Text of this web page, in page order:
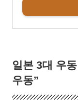
일본 3대 우
우동”